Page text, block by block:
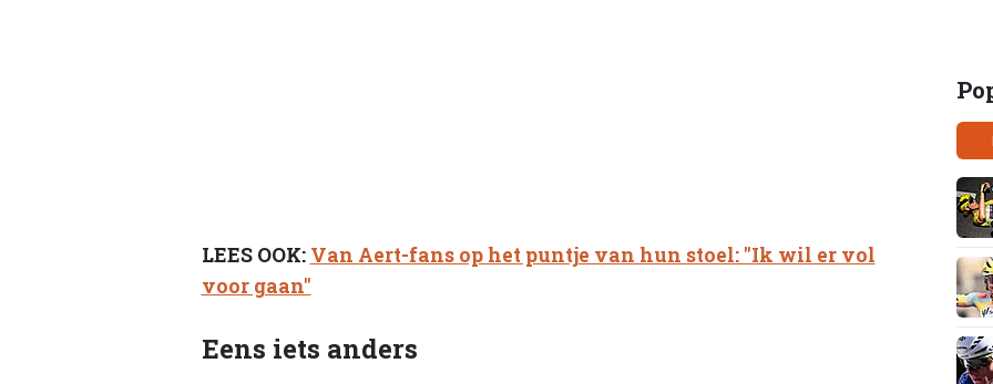
LEES OOK: Van Aert-fans op het puntje van hun stoel: "Ik wil er vol
voor gaan"
Eens iets anders